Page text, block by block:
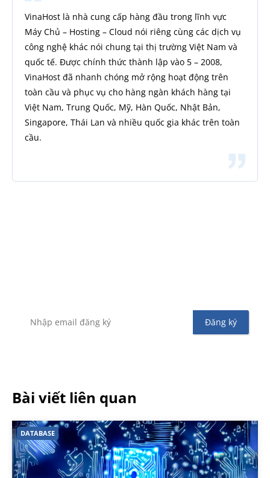
VinaHost là nhà cung cấp hàng đầu trong lĩnh vực
Máy Chủ – Hosting – Cloud nói riêng cùng các dịch vụ
công nghệ khác nói chung tại thị trường Việt Nam và
quốc tế. Được chính thức thành lập vào 5 – 2008,
VinaHost đã nhanh chóng mở rộng hoạt động trên
toàn cầu và phục vụ cho hàng ngàn khách hàng tại
Việt Nam, Trung Quốc, Mỹ, Hàn Quốc, Nhật Bản,
Singapore, Thái Lan và nhiều quốc gia khác trên toàn
cầu.
Bài viết liên quan
DATABASE